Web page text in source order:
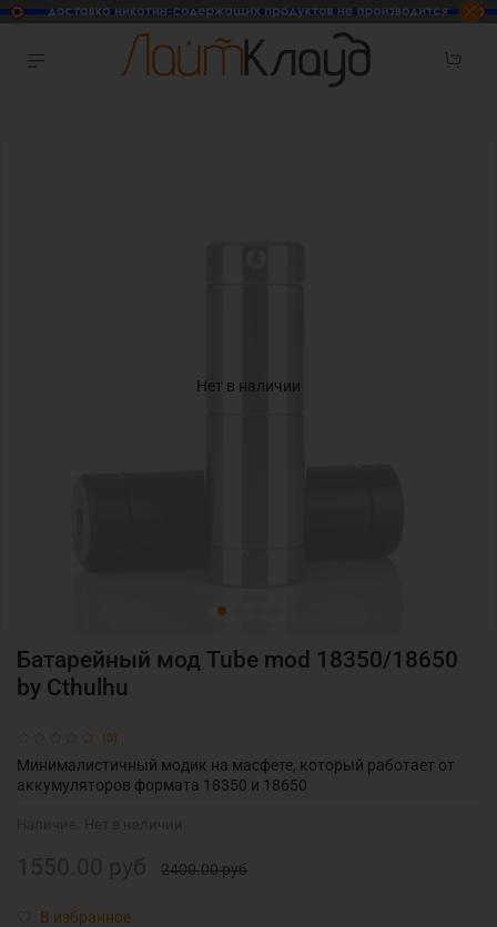
Нет в наличии
(0)
Батарейный мод Tube mod 18350/18650
by Cthulhu
2400.00 руб
В избранное
Минималистичный модик на масфете, который работает от
аккумуляторов формата 18350 и 18650